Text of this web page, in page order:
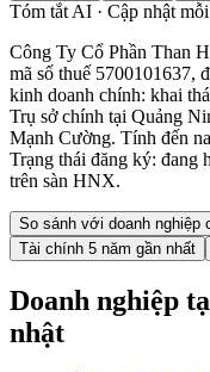
Tóm tắt AI · Cập nhật
Công Ty Cổ Phần Than
mã số thuế 5700101637,
kinh doanh chính: khai
Trụ sở chính tại Quảng
Mạnh Cường. Tính đến
Trạng thái đăng ký: đang
trên sàn HNX.
So sánh với doanh nghiệp
Tài chính 5 năm gần nhất
Doanh nghiệp
nhật